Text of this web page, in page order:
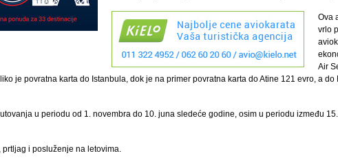
Ova
vrlo
Air
je povratna karta do Istanbula, dok je na primer povratna karta do Atine 121 evro, a do
u periodu od 1. novembra do 10. juna sledeće godine, osim u periodu između
i posluženje na letovima.